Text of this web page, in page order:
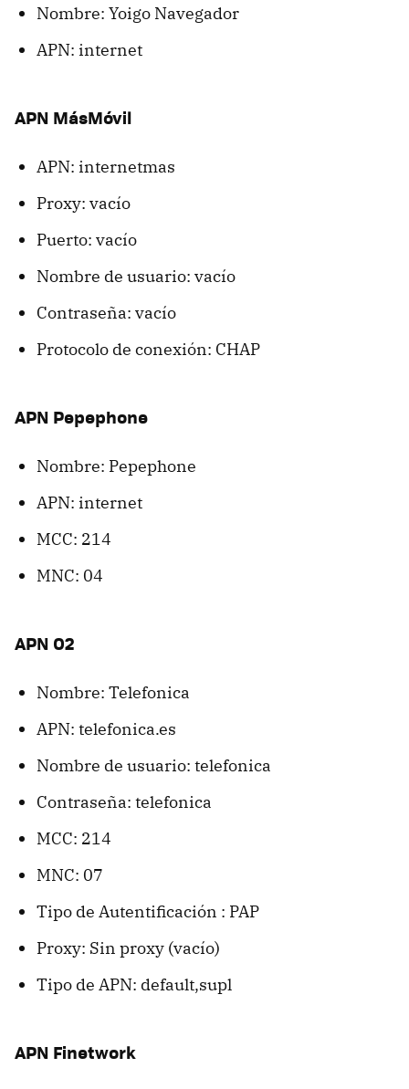
Nombre: Yoigo Navegador
APN: internet
APN MásMóvil
APN: internetmas
Proxy: vacío
Puerto: vacío
Nombre de usuario: vacío
Contraseña: vacío
Protocolo de conexión: CHAP
APN Pepephone
Nombre: Pepephone
APN: internet
MCC: 214
MNC: 04
APN O2
Nombre: Telefonica
APN: telefonica.es
Nombre de usuario: telefonica
Contraseña: telefonica
MCC: 214
MNC: 07
Tipo de Autentiﬁcación : PAP
Proxy: Sin proxy (vacío)
Tipo de APN: default,supl
APN Finetwork